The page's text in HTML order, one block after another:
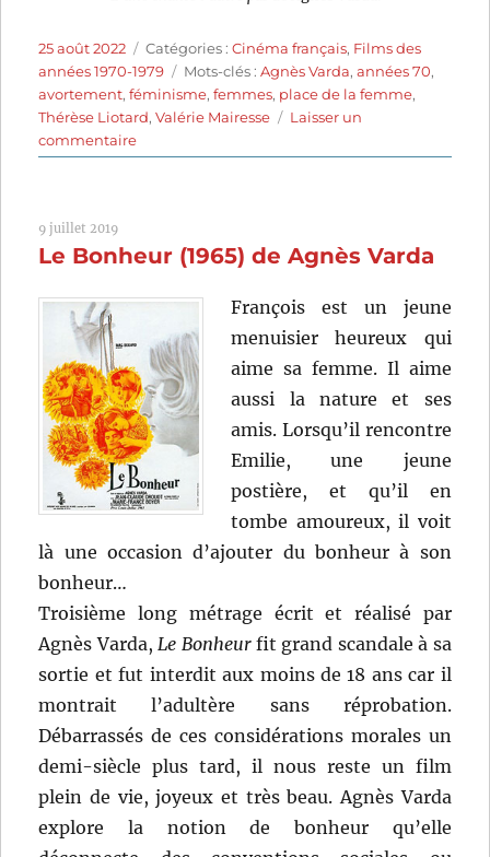
Publié
le
25 août 2022 Catégories
Catégories :Cinéma français, Films des
années 1970-1979
Étiquettes
Mots-clés :Agnès Varda,années 70,
avortement,féminisme,femmes, place de la femme,
Thérèse Liotard,Valérie Mairesse
Laisser un
commentairesur
L’une
(1977)
Agnès
9 juillet 2019
Le Bonheur (1965) de Agnès Varda
François est un jeune
menuisier heureux qui
aime sa femme. Il aime
aussi la nature et ses
amis. Lorsqu’il rencontre
Emilie, une jeune
postière, et qu’il en
tombe amoureux, il voit
là une occasion d’ajouter du bonheur à son
bonheur…
Troisième long métrage écrit et réalisé par
Agnès Varda, Le Bonheurfit grand scandale à sa
sortie et fut interdit aux moins de 18 ans car il
montrait l’adultère sans réprobation.
Débarrassés de ces considérations morales un
demi-siècle plus tard, il nous reste un film
plein de vie, joyeux et très beau. Agnès Varda
explore la notion de bonheur qu’elle